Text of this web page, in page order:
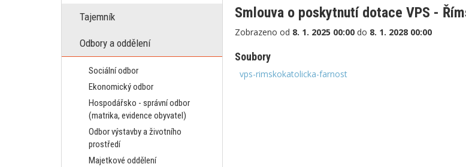
Tajemník
Odbory a oddělení
Sociální odbor
Ekonomický odbor
Hospodářsko - správní odbor
(matrika, evidence obyvatel)
Odbor výstavby a životního
prostředí
Majetkové oddělení
Smlouva o poskytnutí dotace VPS -
Zobrazeno od 8. 1. 2025 00:00 do 8. 1. 2028 00:00
Soubory
vps-rimskokatolicka-farnost